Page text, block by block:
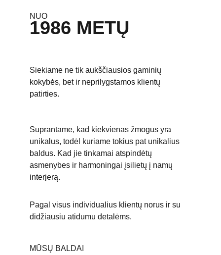
NUO
1986 METŲ
Suprantame, kad kiekvienas žmogus yra
unikalus, todėl kuriame tokius pat unikalius
baldus. Kad jie tinkamai atspindėtų
asmenybes ir harmoningai įsilietų į namų
interjerą.
Pagal visus individualius klientų norus ir su
didžiausiu atidumu detalėms.
Siekiame ne tik aukščiausios gaminių
kokybės, bet ir neprilygstamos klientų
patirties.
MŪSŲ BALDAI